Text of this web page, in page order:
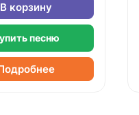
В корзину
песню